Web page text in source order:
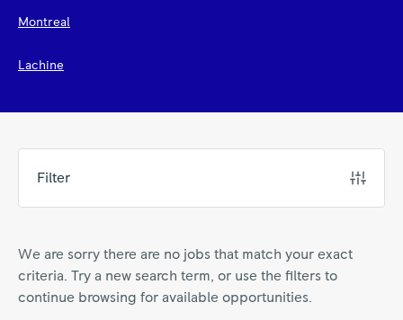
Montreal
Lachine
Filter
We are sorry there are no jobs that match your exact
criteria. Try a new search term, or use the filters to
continue browsing for available opportunities.